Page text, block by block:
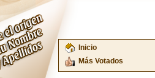
Inicio
Más Votados